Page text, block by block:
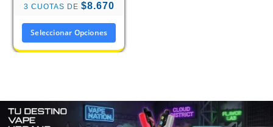
3 CUOTAS DE $8.670
Seleccionar Opciones